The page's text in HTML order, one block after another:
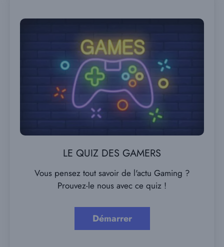
LE QUIZ DES GAMERS
Vous pensez tout savoir de l'actu Gaming ?
Prouvez-le nous avec ce quiz !